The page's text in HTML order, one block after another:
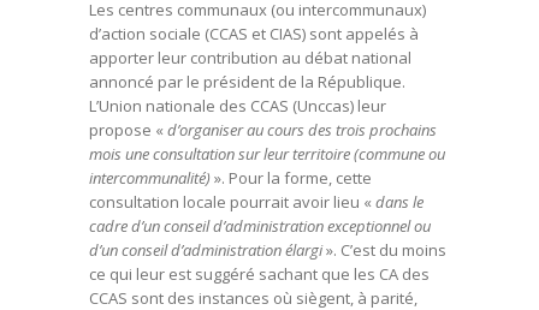
Les centres communaux (ou intercommunaux)
d’action sociale (CCAS et CIAS) sont appelés à
apporter leur contribution au débat national
annoncé par le président de la République.
L’Union nationale des CCAS (Unccas) leur
propose « d’organiser au cours des trois prochains
mois une consultation sur leur territoire (commune ou
intercommunalité) ». Pour la forme, cette
consultation locale pourrait avoir lieu « dans le
cadre d’un conseil d’administration exceptionnel ou
d’un conseil d’administration élargi». C’est du moins
ce qui leur est suggéré sachant que les CA des
CCAS sont des instances où siègent, à parité,